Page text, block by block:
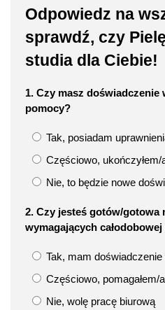
Odpowiedz na
sprawdź, czy
studia dla Ciebie!
1. Czy masz
pomocy?
Tak, posiadam
Częściowo,
Nie, to będzie nowe
2. Czy jesteś gotów/gotowa
wymagających
Tak, mam doświadczenie
Częściowo, pomagałem/
Nie, wolę pracę biurową